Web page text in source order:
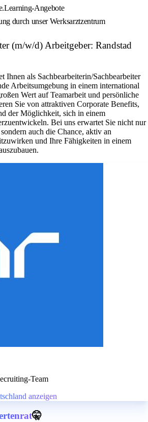
Angebote
durch unser Werksarztzentrum
(m/w/d) Arbeitgeber: Randstad
Ihnen als Sachbearbeiterin/Sachbearbeiter
Arbeitsumgebung in einem international
Wert auf Teamarbeit und persönliche
Sie von attraktiven Corporate Benefits,
der Möglichkeit, sich in einem
Bei uns erwartet Sie nicht nur
auch die Chance, aktiv an
und Ihre Fähigkeiten in einem
Team
anzeigen
🤫